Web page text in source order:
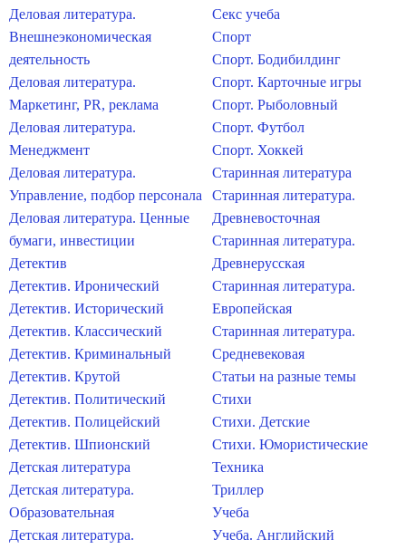
Деловая литература.
Внешнеэкономическая
деятельность
Деловая литература.
Маркетинг, PR, реклама
Деловая литература.
Менеджмент
Деловая литература.
Управление, подбор персонала
Деловая литература. Ценные
бумаги, инвестиции
Детектив
Детектив. Иронический
Детектив. Исторический
Детектив. Классический
Детектив. Криминальный
Детектив. Крутой
Детектив. Политический
Детектив. Полицейский
Детектив. Шпионский
Детская литература
Детская литература.
Образовательная
Детская литература.
Секс учеба
Спорт
Спорт. Бодибилдинг
Спорт. Карточные игры
Спорт. Рыболовный
Спорт. Футбол
Спорт. Хоккей
Старинная литература
Старинная литература.
Древневосточная
Старинная литература.
Древнерусская
Старинная литература.
Европейская
Старинная литература.
Средневековая
Статьи на разные темы
Стихи
Стихи. Детские
Стихи. Юмористические
Техника
Триллер
Учеба
Учеба. Английский